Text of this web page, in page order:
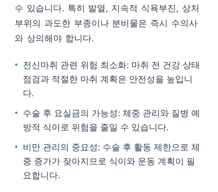
수 있습니다. 특히 발열, 지속적 식욕부진, 상처
부위의 과도한 부종이나 분비물은 즉시 수의사
와 상의해야 합니다.
전신마취 관련 위험 최소화: 마취 전 건강 상태
점검과 적절한 마취 계획은 안전성을 높입니
다.
수술 후 요실금의 가능성: 체중 관리와 질병 예
방적 식이로 위험을 줄일 수 있습니다.
비만 관리의 중요성: 수술 후 활동 제한으로 체
중 증가가 잦아지므로 식이와 운동 계획이 필
요합니다.